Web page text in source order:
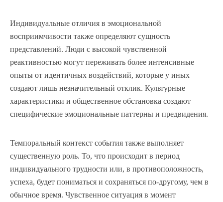
Индивидуальные отличия в эмоциональной
восприимчивости также определяют сущность
представлений. Люди с высокой чувственной
реактивностью могут переживать более интенсивные
опыты от идентичных воздействий, которые у иных
создают лишь незначительный отклик. Культурные
характеристики и общественное обстановка создают
специфические эмоциональные паттерны и предвидения.
Темпоральный контекст события также выполняет
существенную роль. То, что происходит в период
индивидуального трудности или, в противоположность,
успеха, будет пониматься и сохраняться по-другому, чем в
обычное время. Чувственное ситуация в момент